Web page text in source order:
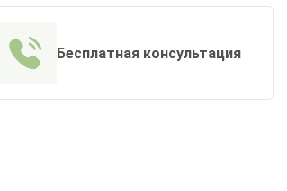
Бесплатная консультация